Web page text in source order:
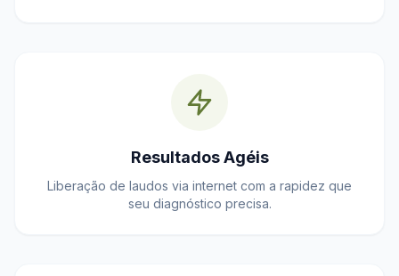
Resultados Agéis
Liberação de laudos via internet com a rapidez que
seu diagnóstico precisa.